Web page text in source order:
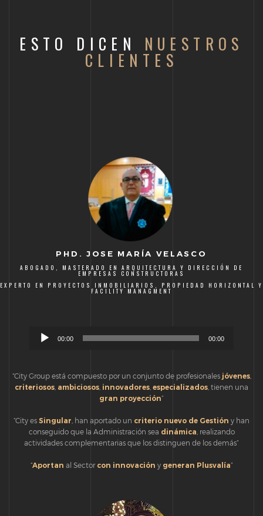
ESTO DICEN NUESTROS
CLIENTES
PHD. JOSE MARÍA VELASCO
ABOGADO, MASTERADO EN ARQUITECTURA Y DIRECCIÓN DE
EMPRESAS CONSTRUCTORAS
EXPERTO EN PROYECTOS INMOBILIARIOS, PROPIEDAD HORIZONTAL Y
FACILITY MANAGMENT
Reproductor
00:00 00:00
“City Group está compuesto por un conjunto de profesionales jóvenes,
criteriosos ambiciosos innovadores especializados , tienen una
gran proyección”
“City es Singular , han aportado un criterio nuevo de Gestión y han
conseguido que la Administración sea dinámica , realizando
actividades complementarias que los distinguen de los demás”
“Aportan al Sector con innovación y generan Plusvalía”